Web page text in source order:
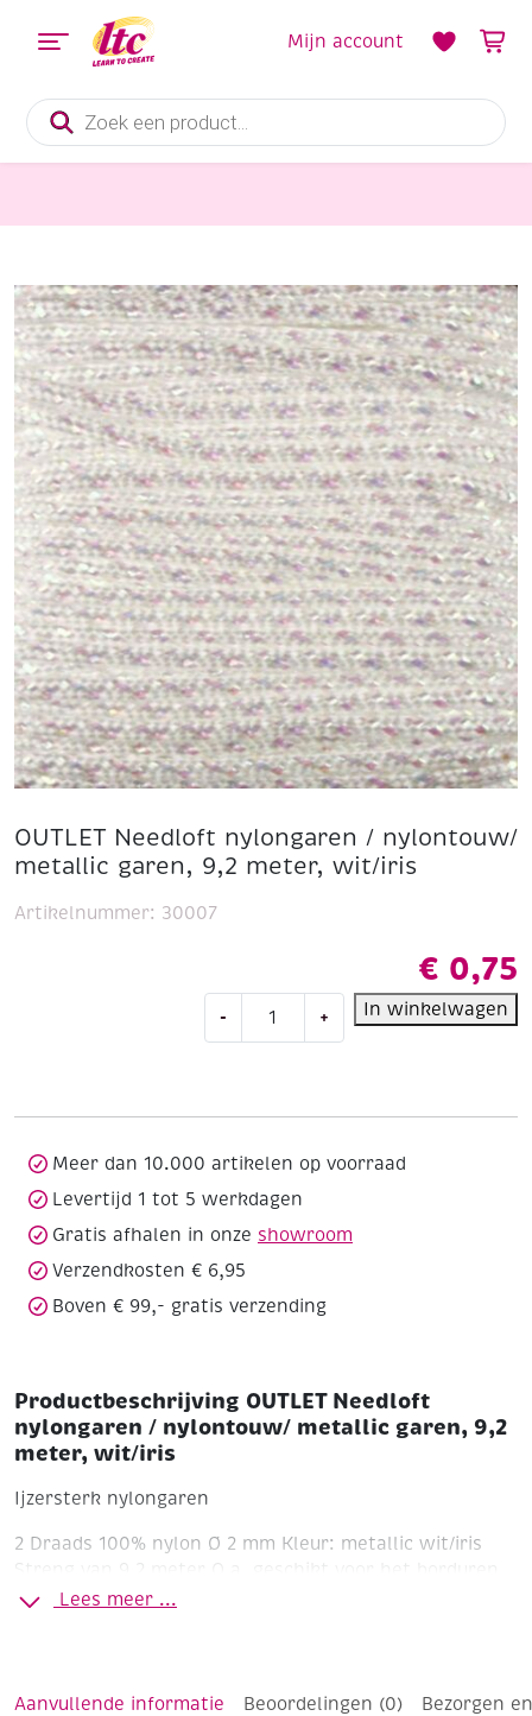
Producten
zoeken
Mijn account
OUTLET Needloft nylongaren / nylontouw/
metallic garen, 9,2 meter, wit/iris
€ 0,75
-
Needloft
garen,
wit/iris
aantal
+ In winkelwagen
Artikelnummer: 30007
Meer dan 10.000 artikelen op voorraad
Levertijd 1 tot 5 werkdagen
Gratis afhalen in onze showroom
Verzendkosten € 6,95
Boven € 99,- gratis verzending
Productbeschrijving OUTLET Needloft
nylongaren / nylontouw/ metallic garen, 9,2
meter, wit/iris
Ijzersterk nylongaren
2 Draads 100% nylon Ø 2 mm Kleur: metallic wit/iris
Streng van 9,2 meter
O.a. geschikt voor het borduren
op plastic canvas!
Lees meer ...
Aanvullende informatie Beoordelingen (0) Bezorgen